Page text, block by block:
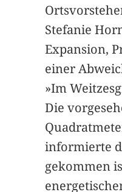
Stefanie
Expansion,
einer
»Im
Die
informierte
gekommen